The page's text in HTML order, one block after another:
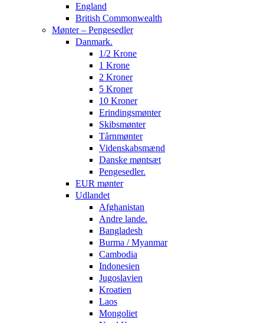
England
British Commonwealth
Mønter – Pengesedler
Danmark.
1/2 Krone
1 Krone
2 Kroner
5 Kroner
10 Kroner
Erindingsmønter
Skibsmønter
Tårnmønter
Videnskabsmænd
Danske møntsæt
Pengesedler.
EUR mønter
Udlandet
Afghanistan
Andre lande.
Bangladesh
Burma / Myanmar
Cambodia
Indonesien
Jugoslavien
Kroatien
Laos
Mongoliet